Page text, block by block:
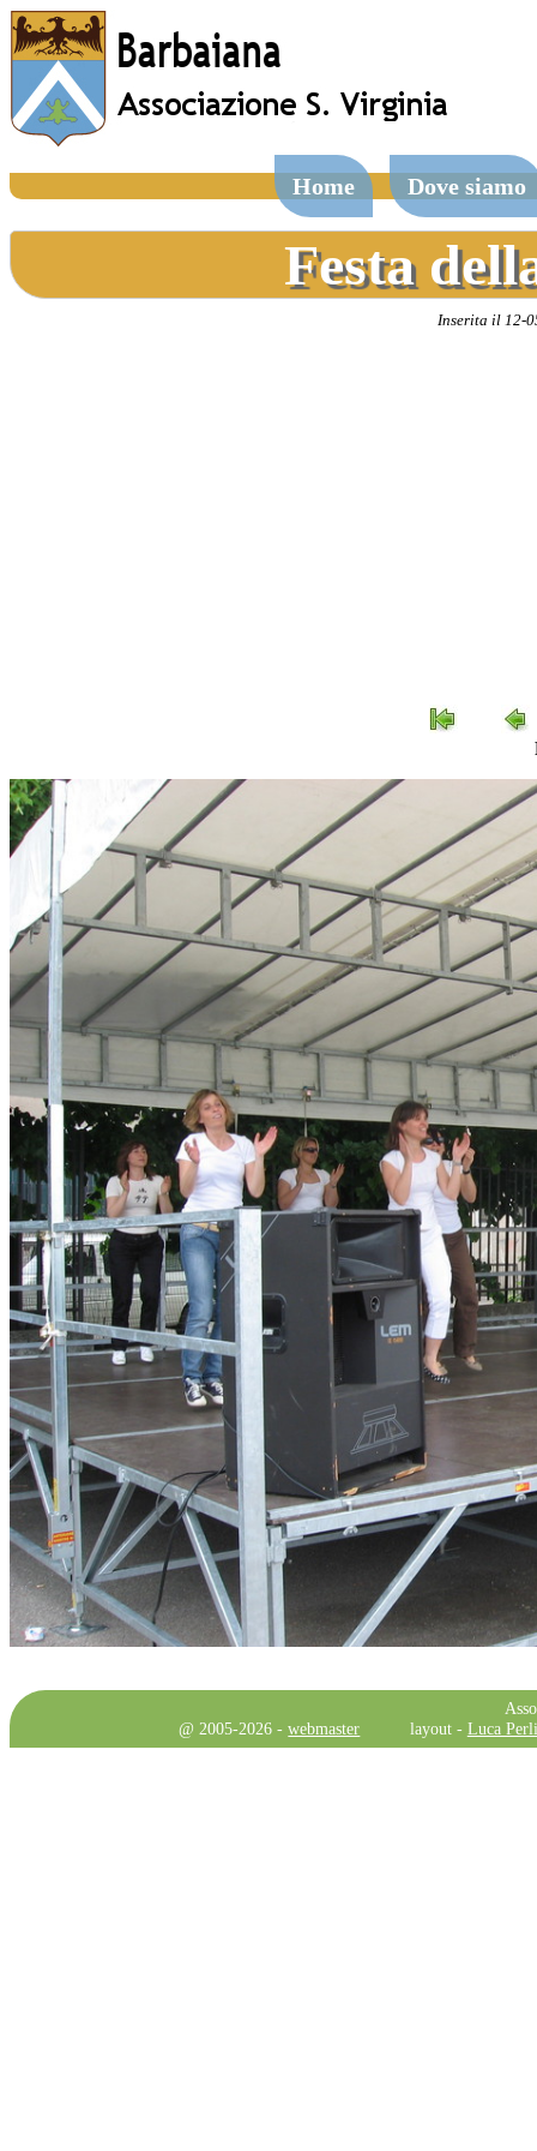
Home Dove siamo
Festa
Inserita il 12-
@ 2005-2026 -webmaster layout - Luca